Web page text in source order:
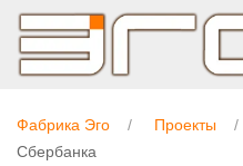
Фабрика Эго Проекты
Сбербанка